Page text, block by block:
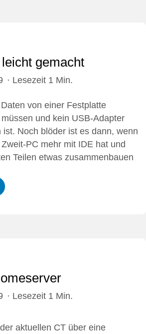
gemacht
· Lesezeit 1 Min.
von einer Festplatte
und kein USB-Adapter
ist. Noch blöder ist es dann, wenn
PC mehr mit IDE hat und
Teilen etwas zusammenbauen
· Lesezeit 1 Min.
aktuellen CT über eine